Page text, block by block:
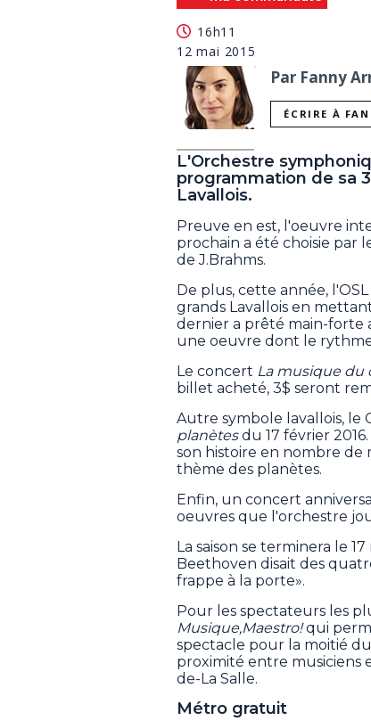
16h11
12 mai 2015
Par Fanny
ÉCRIRE À
L'Orchestre
programmation de sa
Lavallois.
Preuve en est, l'oeuvre
prochain a été choisie par
de J.Brahms.
De plus, cette année,
grands Lavallois en
dernier a prêté main-forte
une oeuvre dont le
Le concert La musique du
billet acheté, 3$ seront
Autre symbole lavallois, le
planètesdu 17 février
son histoire en nombre de
thème des planètes.
Enfin, un concert
oeuvres que l'orchestre
La saison se terminera le 17
Beethoven disait des
frappe à la porte».
Pour les spectateurs les
Musique,Maestro!qui
spectacle pour la moitié
proximité entre musiciens
de-La Salle.
Métro gratuit